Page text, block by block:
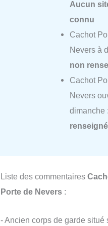
Aucun
connu
Cachot
Nevers à
non
Cachot
Nevers
dimanche :
renseigné
Liste des commentaires
Porte de Nevers :
- Ancien corps de garde situé